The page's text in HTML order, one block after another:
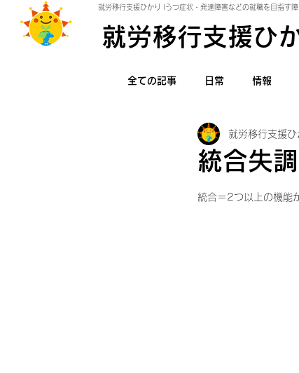
全ての記事 日常 情報
統合失
就労移行支援ひ
統合＝2つ以上の機能
就労移行支援ひ
就労移行支援ひかり |うつ症状・発達障害などの就職を目指す